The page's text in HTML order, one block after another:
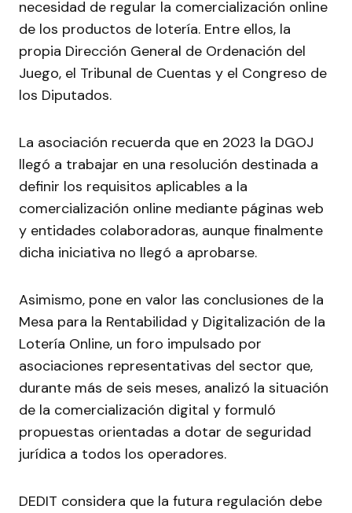
necesidad de regular la comercialización online
de los productos de lotería. Entre ellos, la
propia Dirección General de Ordenación del
Juego, el Tribunal de Cuentas y el Congreso de
los Diputados.
La asociación recuerda que en 2023 la DGOJ
llegó a trabajar en una resolución destinada a
definir los requisitos aplicables a la
comercialización online mediante páginas web
y entidades colaboradoras, aunque finalmente
dicha iniciativa no llegó a aprobarse.
Asimismo, pone en valor las conclusiones de la
Mesa para la Rentabilidad y Digitalización de la
Lotería Online, un foro impulsado por
asociaciones representativas del sector que,
durante más de seis meses, analizó la situación
de la comercialización digital y formuló
propuestas orientadas a dotar de seguridad
jurídica a todos los operadores.
DEDIT considera que la futura regulación debe